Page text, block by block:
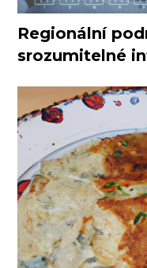
Regionální
srozumitelné